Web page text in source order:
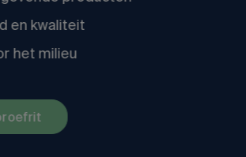
en kwaliteit
het milieu